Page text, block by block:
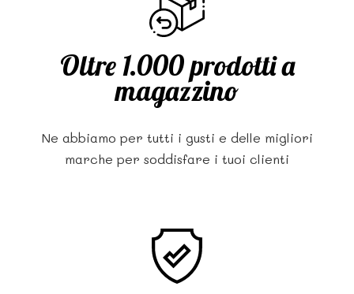
Oltre 1.000 prodotti a
magazzino
Ne abbiamo per tutti i gusti e delle migliori
marche per soddisfare i tuoi clienti